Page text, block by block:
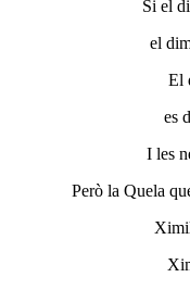
Si el
el
El
es
I les
Però la Quela